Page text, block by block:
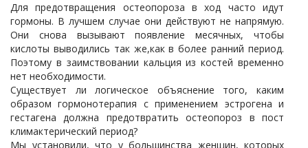
Для предотвращения остеопороза в ход часто идут
гормоны. В лучшем случае они действуют не напрямую.
Они снова вызывают появление месячных, чтобы
кислоты выводились так же,как в более ранний период.
Поэтому в заимствовании кальция из костей временно
нет необходимости.
Существует ли логическое объяснение того, каким
образом гормонотерапия с применением эстрогена и
гестагена должна предотвратить остеопороз в пост
климактерический период?
Мы установили, что у большинства женщин, которых